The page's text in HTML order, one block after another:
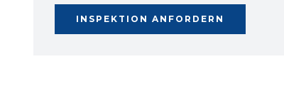
INSPEKTION ANFORDERN